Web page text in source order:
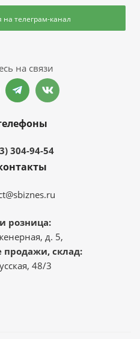
на телеграм-канал
на связи
304-94-54
розница:
д. 5,
продажи, склад:
48/3